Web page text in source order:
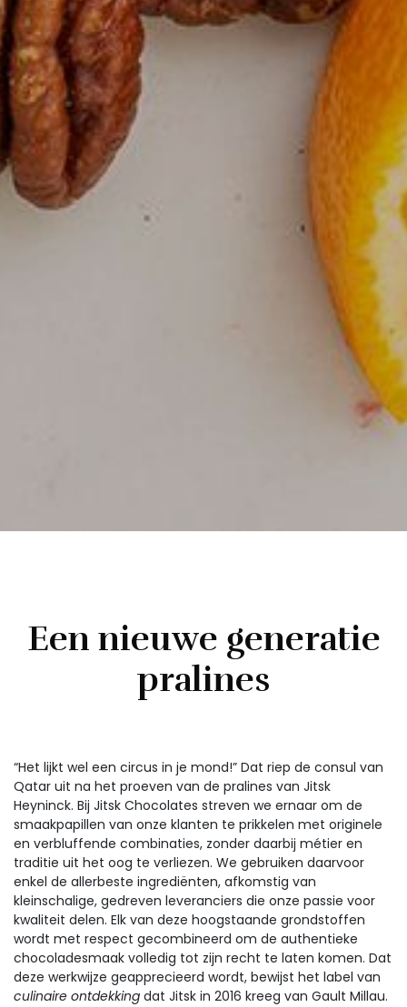
Een nieuwe generatie
pralines
“Het lijkt wel een circus in je mond!” Dat riep de consul van
Qatar uit na het proeven van de pralines van Jitsk
Heyninck. Bij Jitsk Chocolates streven we ernaar om de
smaakpapillen van onze klanten te prikkelen met originele
en verbluffende combinaties, zonder daarbij métier en
traditie uit het oog te verliezen. We gebruiken daarvoor
enkel de allerbeste ingrediënten, afkomstig van
kleinschalige, gedreven leveranciers die onze passie voor
kwaliteit delen. Elk van deze hoogstaande grondstoffen
wordt met respect gecombineerd om de authentieke
chocoladesmaak volledig tot zijn recht te laten komen. Dat
deze werkwijze geapprecieerd wordt, bewijst het label van
culinaire ontdekking dat Jitsk in 2016 kreeg van Gault Millau.